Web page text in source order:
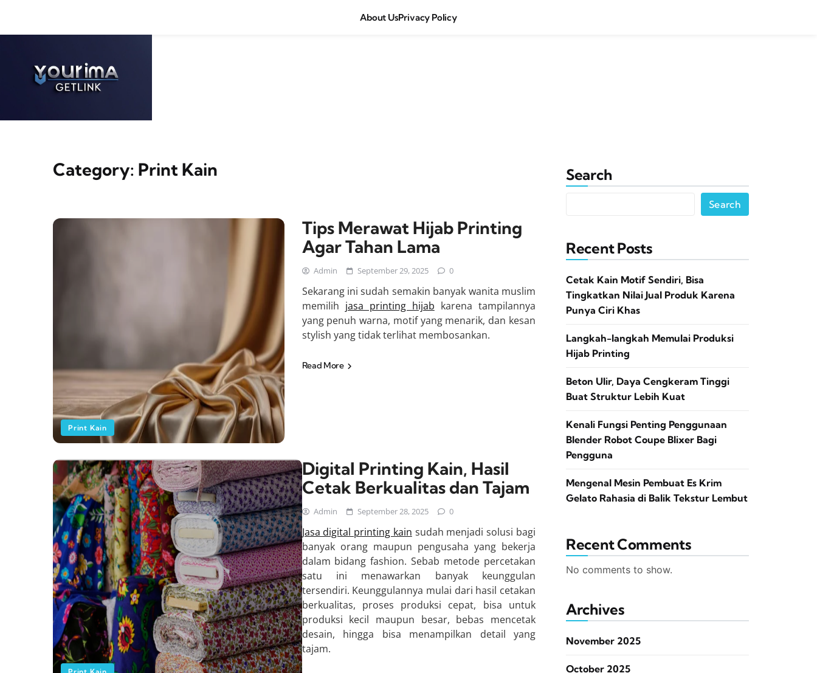
About UsPrivacy Policy
Category: Print Kain
Print Kain
Tips Merawat Hijab Printing
Agar Tahan Lama
Admin September 29, 2025 0
Sekarang ini sudah semakin banyak wanita muslim
memilih jasa printing hijab karena tampilannya
yang penuh warna, motif yang menarik, dan kesan
stylish yang tidak terlihat membosankan.
Read More
Digital Printing Kain, Hasil
Cetak Berkualitas dan Tajam
Admin September 28, 2025 0
Jasa digital printing kain sudah menjadi solusi bagi
banyak orang maupun pengusaha yang bekerja
dalam bidang fashion. Sebab metode percetakan
satu ini menawarkan banyak keunggulan
tersendiri. Keunggulannya mulai dari hasil cetakan
berkualitas, proses produksi cepat, bisa untuk
produksi kecil maupun besar, bebas mencetak
desain, hingga bisa menampilkan detail yang
tajam.
Search
Search
Recent Posts
Cetak Kain Motif Sendiri, Bisa
Tingkatkan Nilai Jual Produk Karena
Punya Ciri Khas
Langkah-langkah Memulai Produksi
Hijab Printing
Beton Ulir, Daya Cengkeram Tinggi
Buat Struktur Lebih Kuat
Kenali Fungsi Penting Penggunaan
Blender Robot Coupe Blixer Bagi
Pengguna
Mengenal Mesin Pembuat Es Krim
Gelato Rahasia di Balik Tekstur Lembut
Recent Comments
No comments to show.
Archives
November 2025
October 2025